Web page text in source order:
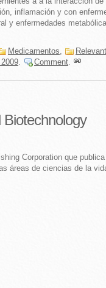
inflamación y con
y enfermedades
Medicamentos,
. Comment.
Corporation que
áreas de ciencias de la